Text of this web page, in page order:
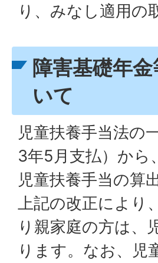
り、みなし適用の
障害基礎年
いて
児童扶養手当法の
3年5月支払）から
児童扶養手当の算
上記の改正により
り親家庭の方は、
ります。なお、児